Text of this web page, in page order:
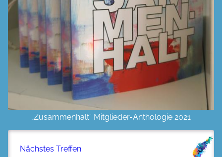
„Zusammenhalt“ Mitglieder-Anthologie 2021
Nächstes Treffen: